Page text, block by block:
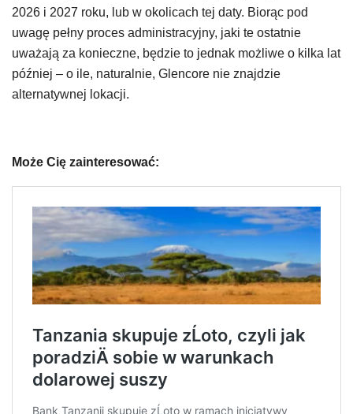
2026 i 2027 roku, lub w okolicach tej daty. Biorąc pod
uwagę pełny proces administracyjny, jaki te ostatnie
uważają za konieczne, będzie to jednak możliwe o kilka lat
później – o ile, naturalnie, Glencore nie znajdzie
alternatywnej lokacji.
Może Cię zainteresować: